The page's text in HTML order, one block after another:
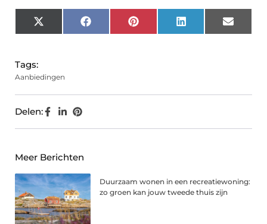
X
(Twitter)
FacebookPinterest LinkedIn Email
Tags:
Aanbiedingen
Delen:
Meer Berichten
Duurzaam wonen in een recreatiewoning:
zo groen kan jouw tweede thuis zijn